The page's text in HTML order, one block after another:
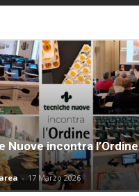
Nuove incontra l’Ordine
- 17 Marzo 2026